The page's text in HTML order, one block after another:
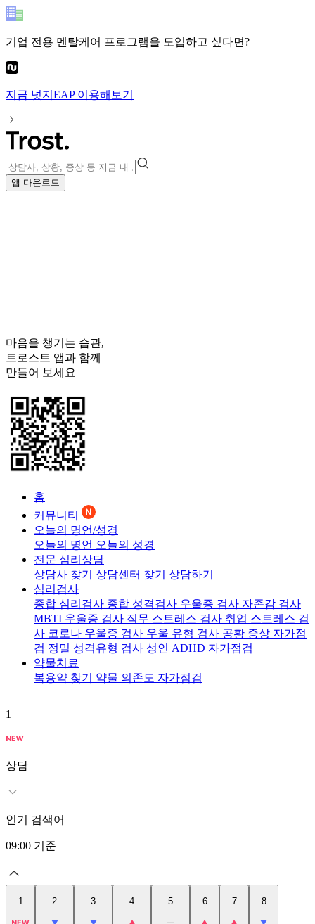
기업 전용 멘탈케어 프로그램을 도입하고 싶다면?
지금 넛지EAP이용해보기
앱 다운로드
마음을 챙기는 습관,
트로스트 앱과 함께
만들어 보세요
홈
커뮤니티
오늘의 명언/성경
오늘의 명언 오늘의 성경
전문 심리상담
상담사 찾기 상담센터 찾기 상담하기
심리검사
종합 심리검사 종합 성격검사 우울증 검사 자존감 검사
MBTI 우울증 검사 직무 스트레스 검사 취업 스트레스 검
사 코로나 우울증 검사 우울 유형 검사 공황 증상 자가점
검 정밀 성격유형 검사 성인 ADHD 자가점검
약물치료
복용약 찾기 약물 의존도 자가점검
1
상담
인기 검색어
09:00 기준
1 2 3 4 5 6 7 8